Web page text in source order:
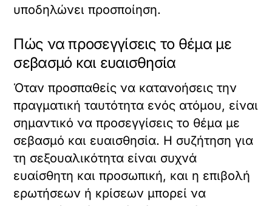
υποδηλώνει προσποίηση.
Πώς να προσεγγίσεις το θέμα με
σεβασμό και ευαισθησία
Όταν προσπαθείς να κατανοήσεις την
πραγματική ταυτότητα ενός ατόμου, είναι
σημαντικό να προσεγγίσεις το θέμα με
σεβασμό και ευαισθησία. Η συζήτηση για
τη σεξουαλικότητα είναι συχνά
ευαίσθητη και προσωπική, και η επιβολή
ερωτήσεων ή κρίσεων μπορεί να